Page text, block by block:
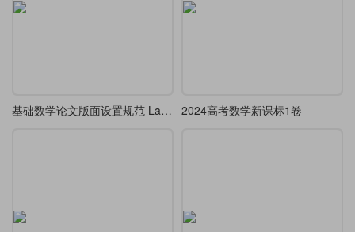
基础数学论文版面设置规范 LaTeX 模板 2024高考数学新课标1卷